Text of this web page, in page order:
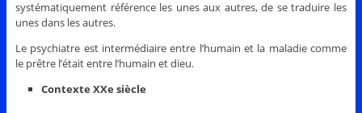
systématiquement référence les unes aux autres, de se traduire les
unes dans les autres.
Le psychiatre est intermédiaire entre l’humain et la maladie comme
le prêtre l’était entre l’humain et dieu.
Contexte XXe siècle